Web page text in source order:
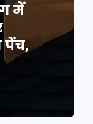
में
पेंच,